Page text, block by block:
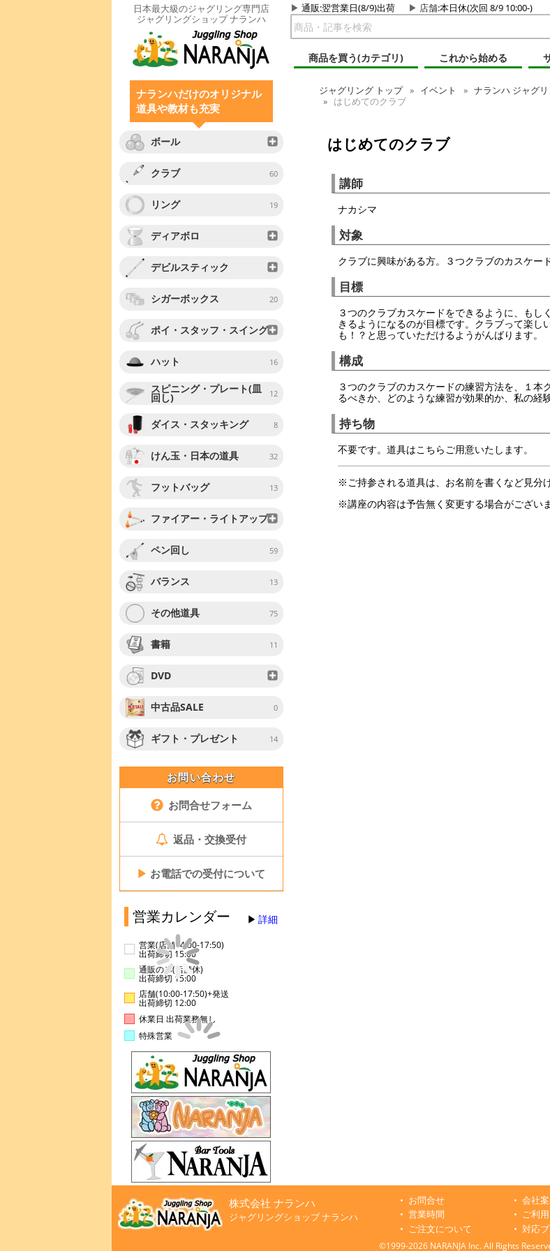
日本最大級のジャグリング専門店
ジャグリングショップ ナランハ
通販:翌営業日(8/9)出荷 店舗:本日休(次回 8/9 10:00-)
商品を買う(カテゴリ)
これから始める
ナランハだけのオリジナル
道具や教材も充実
ボール
クラブ 60
リング 19
ディアボロ
デビルスティック
シガーボックス 20
ポイ・スタッフ・スイング
ハット 16
スピニング・プレート(皿
回し) 12
ダイス・スタッキング 8
けん玉・日本の道具 32
フットバッグ 13
ファイアー・ライトアップ
ペン回し 59
バランス 13
その他道具 75
書籍 11
DVD
中古品SALE 0
ギフト・プレゼント 14
お問い合わせ
お問合せフォーム
返品・交換受付
▶ お電話での受付について
営業カレンダー 詳細
営業(店舗14:00-17:50)
出荷締切 15:00
通販のみ(店舗休)
出荷締切 15:00
店舗(10:00-17:50)+発送
出荷締切 12:00
休業日 出荷業務無し
特殊営業
ジャグリングトップ イベント ナランハ ジャグ
はじめてのクラブ
はじめてのクラブ
講師
ナカシマ
対象
クラブに興味がある方。３つクラブのカスケー
目標
３つのクラブカスケードをできるように、もし
きるようになるのが目標です。クラブって楽し
も！？と思っていただけるようがんばります。
構成
３つのクラブのカスケードの練習方法を、１
るべきか、どのような練習が効果的か、私の経
持ち物
不要です。道具はこちらご用意いたします。
※ご持参される道具は、お名前を書くなど見分
※講座の内容は予告無く変更する場合がござい
株式会社 ナランハ
ジャグリングショップ ナランハ
お問合せ 会社
営業時間
ご利
ご注文について
対応
©1999-2026 NARANJA Inc. All Rights